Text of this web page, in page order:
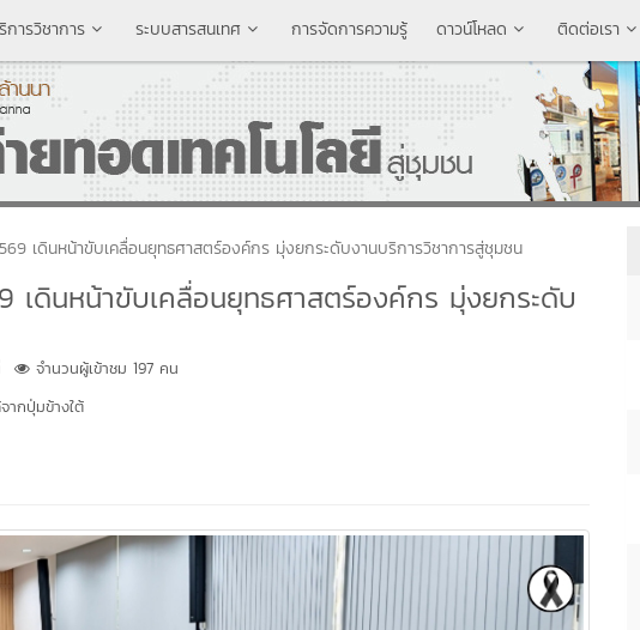
การวิชาการ ระบบสารสนเทศ การจัดการความรู้ ดาวน์โหลด ติดต่อเรา
เดินหน้าขับเคลื่อนยุทธศาสตร์องค์กร มุ่งยกระดับงานบริการวิชาการสู่ชุมชน
เดินหน้าขับเคลื่อนยุทธศาสตร์องค์กร มุ่งยกระดับ
จำนวนผู้เข้าชม 197 คน
ากปุ่มข้างใต้